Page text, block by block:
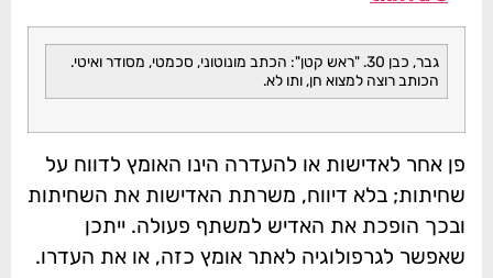
גבר, כבן 30. "ראש קטן": הכתב מונוטוני, סכמטי, מסודר ואיטי.
הכותב רוצה למצוא חן, ותו לא.
פן אחר לאדישות או להעדרה הינו האומץ לדווח על
שחיתות; בלא דיווח, משרתת האדישות את השחיתות
ובכך הופכת את האדיש למשתף פעולה. ייתכן
שאפשר לגרפולוגיה לאתר אומץ כזה, או את העדרו.